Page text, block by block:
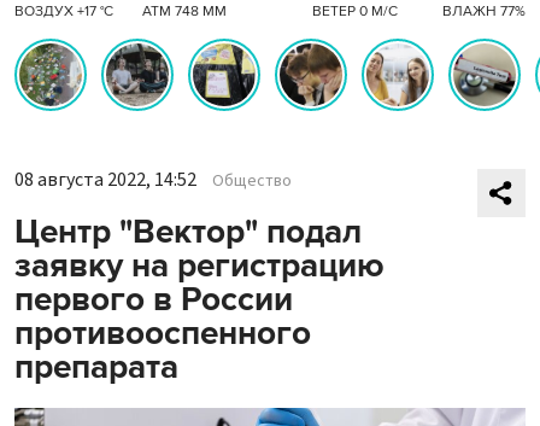
ВОЗДУХ +17 °C АТМ 748 ММ ВЕТЕР 0 М/С ВЛАЖН 77%
08 августа 2022, 14:52 Общество
Центр "Вектор" подал
заявку на регистрацию
первого в России
противооспенного
препарата